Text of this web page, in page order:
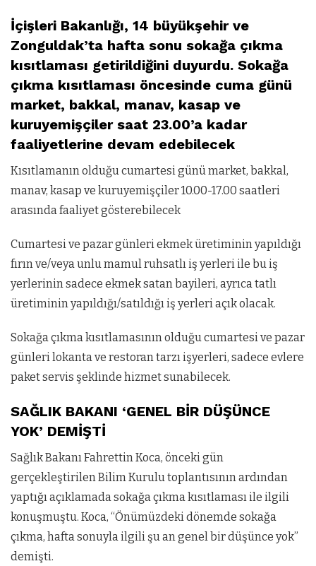
İçişleri Bakanlığı, 14 büyükşehir ve
Zonguldak’ta hafta sonu sokağa çıkma
kısıtlaması getirildiğini duyurdu. Sokağa
çıkma kısıtlaması öncesinde cuma günü
market, bakkal, manav, kasap ve
kuruyemişçiler saat 23.00’a kadar
faaliyetlerine devam edebilecek
Kısıtlamanın olduğu cumartesi günü market, bakkal,
manav, kasap ve kuruyemişçiler 10.00-17.00 saatleri
arasında faaliyet gösterebilecek
Cumartesi ve pazar günleri ekmek üretiminin yapıldığı
fırın ve/veya unlu mamul ruhsatlı iş yerleri ile bu iş
yerlerinin sadece ekmek satan bayileri, ayrıca tatlı
üretiminin yapıldığı/satıldığı iş yerleri açık olacak.
Sokağa çıkma kısıtlamasının olduğu cumartesi ve pazar
günleri lokanta ve restoran tarzı işyerleri, sadece evlere
paket servis şeklinde hizmet sunabilecek.
SAĞLIK BAKANI ‘GENEL BİR DÜŞÜNCE
YOK’ DEMİŞTİ
Sağlık Bakanı Fahrettin Koca, önceki gün
gerçekleştirilen Bilim Kurulu toplantısının ardından
yaptığı açıklamada sokağa çıkma kısıtlaması ile ilgili
konuşmuştu. Koca, “Önümüzdeki dönemde sokağa
çıkma, hafta sonuyla ilgili şu an genel bir düşünce yok”
demişti.